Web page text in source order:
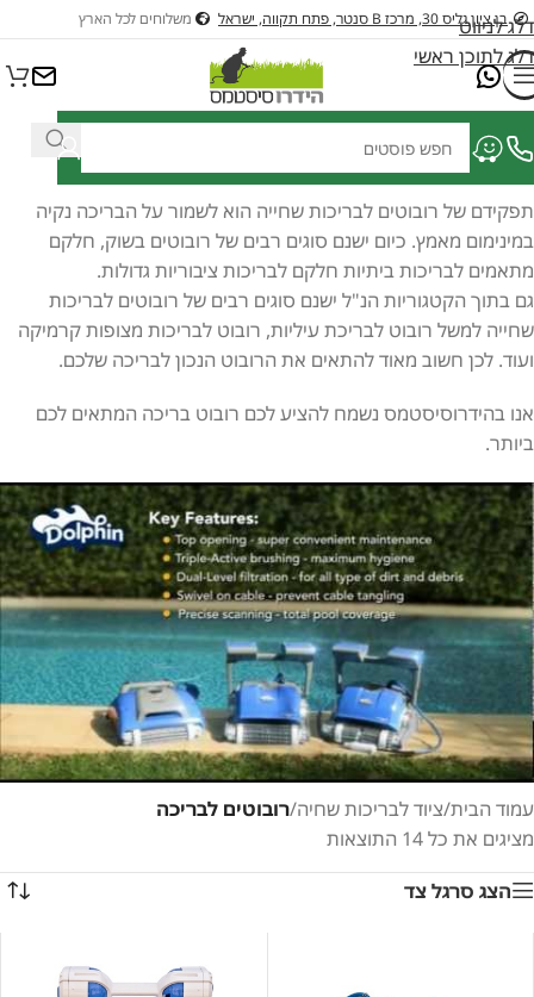
דלג לניווט
דלג לתוכן ראשי
בן ציון גליס 30, מרכז B סנטר, פתח תקווה, ישראל משלוחים לכל הארץ
תפקידם של רובוטים לבריכות שחייה הוא לשמור על הבריכה נקיה
במינימום מאמץ. כיום ישנם סוגים רבים של רובוטים בשוק, חלקם
מתאמים לבריכות ביתיות חלקם לבריכות ציבוריות גדולות.
גם בתוך הקטגוריות הנ"ל ישנם סוגים רבים של רובוטים לבריכות
שחייה למשל רובוט לבריכת עיליות, רובוט לבריכות מצופות קרמיקה
ועוד. לכן חשוב מאוד להתאים את הרובוט הנכון לבריכה שלכם.
אנו בהידרוסיסטמס נשמח להציע לכם רובוט בריכה המתאים לכם
ביותר.
עמוד הבית/ציוד לבריכות שחיה/רובוטים לבריכה
מציגים את כל ⁦14⁩ התוצאות
הצג סרגל צד